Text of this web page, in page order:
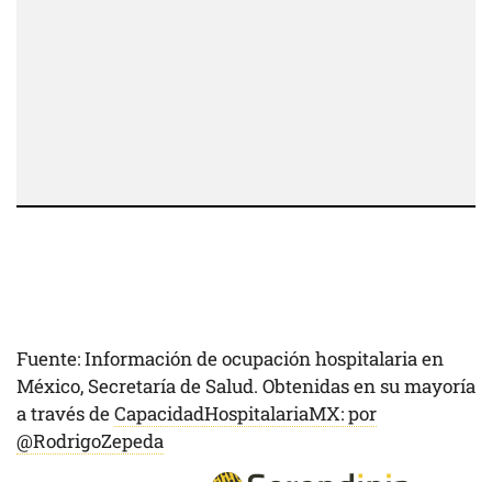
Fuente: Información de ocupación hospitalaria en
México, Secretaría de Salud. Obtenidas en su mayoría
a través deCapacidadHospitalariaMX: por
@RodrigoZepeda